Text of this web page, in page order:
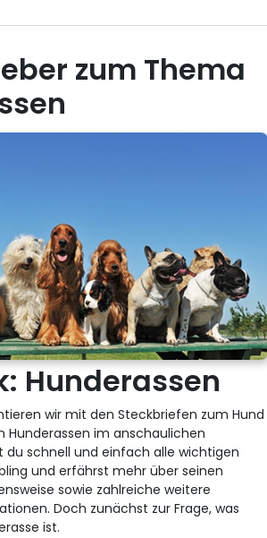
zum Thema
Hunderassen
wir mit den Steckbriefen zum Hund
Hunderassen im anschaulichen
du schnell und einfach alle wichtigen
und erfährst mehr über seinen
sowie zahlreiche weitere
Doch zunächst zur Frage, was
ist.